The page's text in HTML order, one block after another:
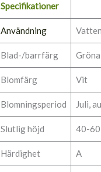
Specifikationer
Användning
Blad-/barrfärg Gröna
Blomfärg Vit
Blomningsperiod Juli,
Slutlig höjd 40-60
Härdighet A